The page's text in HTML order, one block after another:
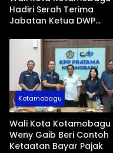
Hadiri Serah Terima
Jabatan Ketua DWP
Kotamobagu
Wali Kota Kotamobagu
Weny Gaib Beri Contoh
Ketaatan Bayar Pajak